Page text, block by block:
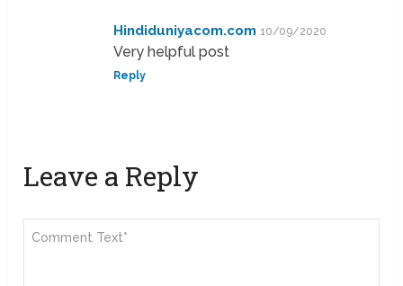
Hindiduniyacom.com 10/09/2020
Very helpful post
Reply
Leave a Reply